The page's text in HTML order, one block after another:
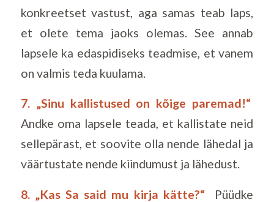
konkreetset vastust, aga samas teab laps,
et olete tema jaoks olemas. See annab
lapsele ka edaspidiseks teadmise, et vanem
on valmis teda kuulama.
7. „Sinu kallistused on kõige paremad!“
Andke oma lapsele teada, et kallistate neid
sellepärast, et soovite olla nende lähedal ja
väärtustate nende kiindumust ja lähedust.
8. „Kas Sa said mu kirja kätte?“
Püüdke